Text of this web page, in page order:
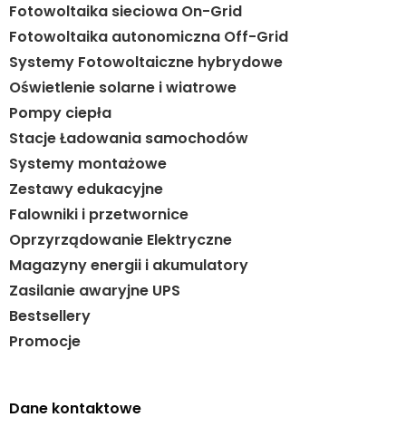
Fotowoltaika sieciowa On-Grid
Fotowoltaika autonomiczna Off-Grid
Systemy Fotowoltaiczne hybrydowe
Oświetlenie solarne i wiatrowe
Pompy ciepła
Stacje Ładowania samochodów
Systemy montażowe
Zestawy edukacyjne
Falowniki i przetwornice
Oprzyrządowanie Elektryczne
Magazyny energii i akumulatory
Zasilanie awaryjne UPS
Bestsellery
Promocje
Dane kontaktowe